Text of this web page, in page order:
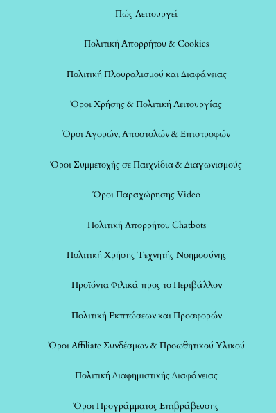
Πώς Λειτουργεί
Πολιτική Απορρήτου & Cookies
Πολιτική Πλουραλισμού και Διαφάνειας
Όροι Χρήσης & Πολιτική Λειτουργίας
Όροι Αγορών, Αποστολών & Επιστροφών
Όροι Συμμετοχής σε Παιχνίδια & Διαγωνισμούς
Όροι Παραχώρησης Video
Πολιτική Απορρήτου Chatbots
Πολιτική Χρήσης Τεχνητής Νοημοσύνης
Προϊόντα Φιλικά προς το Περιβάλλον
Πολιτική Εκπτώσεων και Προσφορών
Όροι Affiliate Συνδέσμων & Προωθητικού Υλικού
Πολιτική Διαφημιστικής Διαφάνειας
Όροι Προγράμματος Επιβράβευσης